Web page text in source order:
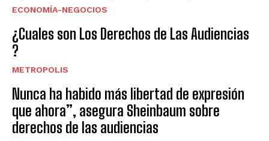
ECONOMÍA-NEGOCIOS
¿Cuales son Los Derechos de Las Audiencias
?
METROPOLIS
Nunca ha habido más libertad de expresión
que ahora”, asegura Sheinbaum sobre
derechos de las audiencias